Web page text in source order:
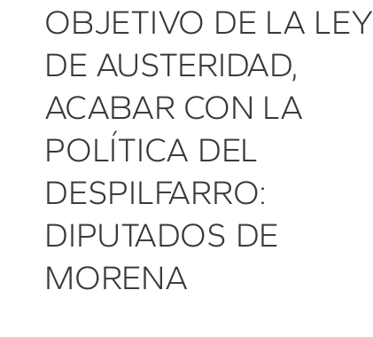
OBJETIVO DE LA LEY
DE AUSTERIDAD,
ACABAR CON LA
POLÍTICA DEL
DESPILFARRO:
DIPUTADOS DE
MORENA